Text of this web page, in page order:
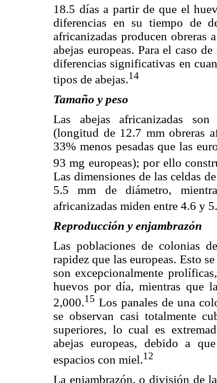
18.5 días a partir de que el
diferencias en su tiempo de
africanizadas producen obreras
abejas europeas. Para el caso
diferencias significativas en
tipos de abejas.14
Tamaño y peso
Las abejas africanizadas son
(longitud de 12.7 mm obreras
33% menos pesadas que las
93 mg europeas); por ello
Las dimensiones de las celdas
5.5 mm de diámetro,
africanizadas miden entre 4.6 y
Reproducción y enjambrazón
Las poblaciones de colonias
rapidez que las europeas. Esto
son excepcionalmente
huevos por día, mientras que
2,000.15 Los panales de una
se observan casi totalmente
superiores, lo cual es
abejas europeas, debido a
espacios con miel.12
La enjambrazón, o división de